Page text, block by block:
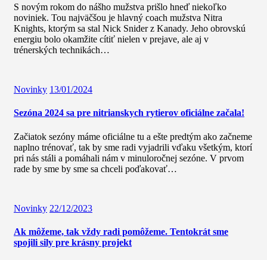
S novým rokom do nášho mužstva prišlo hneď niekoľko
noviniek. Tou najväčšou je hlavný coach mužstva Nitra
Knights, ktorým sa stal Nick Snider z Kanady. Jeho obrovskú
energiu bolo okamžite cítiť nielen v prejave, ale aj v
trénerských technikách…
Novinky 13/01/2024
Sezóna 2024 sa pre nitrianskych rytierov oficiálne začala!
Začiatok sezóny máme oficiálne tu a ešte predtým ako začneme
naplno trénovať, tak by sme radi vyjadrili vďaku všetkým, ktorí
pri nás stáli a pomáhali nám v minuloročnej sezóne. V prvom
rade by sme by sme sa chceli poďakovať…
Novinky 22/12/2023
Ak môžeme, tak vždy radi pomôžeme. Tentokrát sme
spojili sily pre krásny projekt